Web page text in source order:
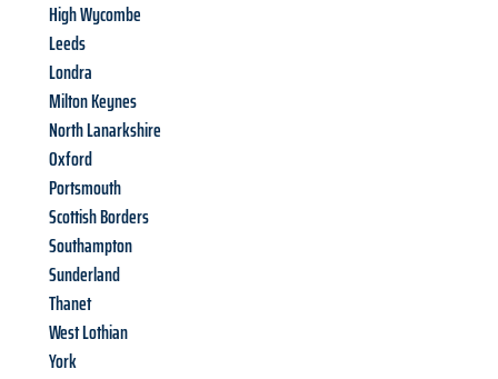
High Wycombe
Leeds
Londra
Milton Keynes
North Lanarkshire
Oxford
Portsmouth
Scottish Borders
Southampton
Sunderland
Thanet
West Lothian
York